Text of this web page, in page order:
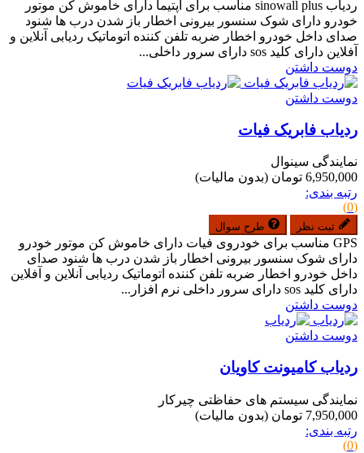
ردیاب sinowall plus مناسب برای اپتیما دارای خاموش کن موتور
خودرو دارای شوک سنسور بیرونی اخطار باز شدن درب ها شنود
صدای داخل خودرو اخطار ضربه تلفن کننده اتوماتیک ردیابی آنلاین و
آفلاین دارای کلید sos دارای سرور داخلی...
دوست داشتن
دوست داشتن
ردیاب فابریک فیات
نمایندگی سینوال
6,950,000 تومان
(بدون مالیات)
رتبه بندی:
(0)
ثبت نظر طرح سوال
GPS مناسب برای خودروی فیات دارای خاموش کن موتور خودرو
دارای شوک سنسور بیرونی اخطار باز شدن درب ها شنود صدای
داخل خودرو اخطار ضربه تلفن کننده اتوماتیک ردیابی آنلاین و آفلاین
دارای کلید sos دارای سرور داخلی نرم افزار...
دوست داشتن
دوست داشتن
ردیاب کامیونت کاویان
نمایندگی سیستم های حفاظتی چیرکار
7,950,000 تومان
(بدون مالیات)
رتبه بندی:
(0)